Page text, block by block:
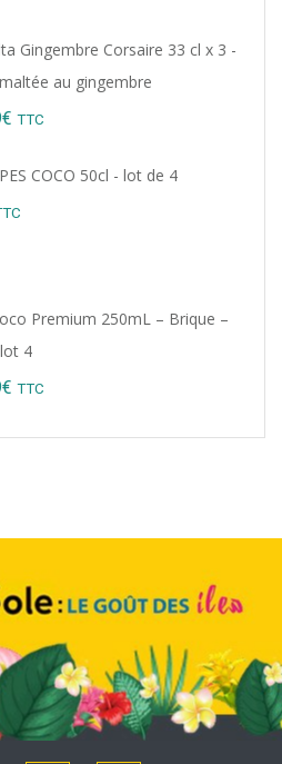
Gingembre Corsaire 33 cl x 3 -
au gingembre
€ Current
TTC
COCO 50cl - lot de 4
Premium 250mL – Brique –
4
€ Current
TTC